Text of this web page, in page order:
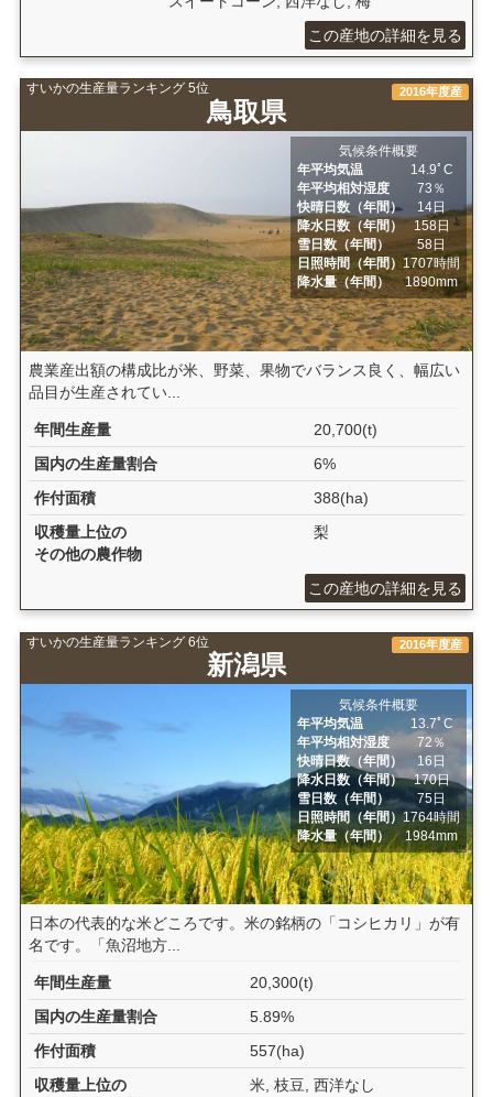
この産地の詳細を見る
すいかの生産量ランキング 5位
鳥取県
2016年度産
気候条件概要
年平均気温
14.9ﾟC
年平均相対湿度
73％
快晴日数（年間）
14日
降水日数（年間）
158日
雪日数（年間）
58日
日照時間（年間）1707時間
降水量（年間）
1890mm
農業産出額の構成比が米、野菜、果物でバランス良く、幅広い
品目が生産されてい...
年間生産量
20,700(t)
国内の生産量割合
6%
作付面積
388(ha)
収穫量上位の
その他の農作物
梨
この産地の詳細を見る
すいかの生産量ランキング 6位
新潟県
2016年度産
気候条件概要
年平均気温
13.7ﾟC
年平均相対湿度
72％
快晴日数（年間）
16日
降水日数（年間）
170日
雪日数（年間）
75日
日照時間（年間）1764時間
降水量（年間）
1984mm
日本の代表的な米どころです。米の銘柄の「コシヒカリ」が有
名です。「魚沼地方...
年間生産量
20,300(t)
国内の生産量割合
5.89%
作付面積
557(ha)
収穫量上位の
米, 枝豆, 西洋なし